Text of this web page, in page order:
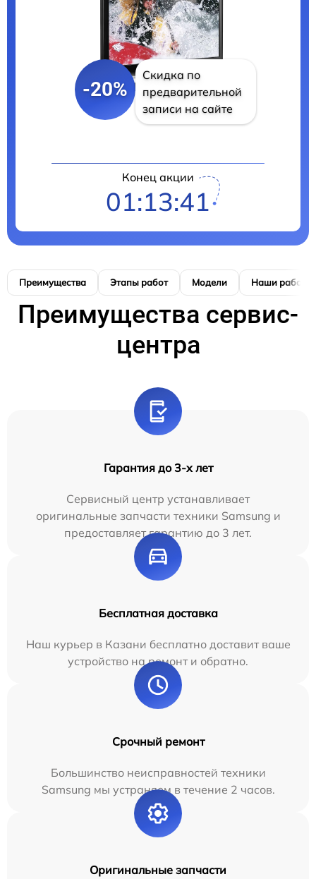
-20%
Скидка по
предварительной
записи на сайте
Конец акции
01:13:40
Преимущества Этапы работ Модели Наши работы
Преимущества сервис-
центра
Гарантия до 3-х лет
Сервисный центр устанавливает
оригинальные запчасти техники Samsung и
предоставляет гарантию до 3 лет.
Бесплатная доставка
Наш курьер в Казани бесплатно доставит ваше
устройство на ремонт и обратно.
Срочный ремонт
Большинство неисправностей техники
Samsung мы устраняем в течение 2 часов.
Оригинальные запчасти